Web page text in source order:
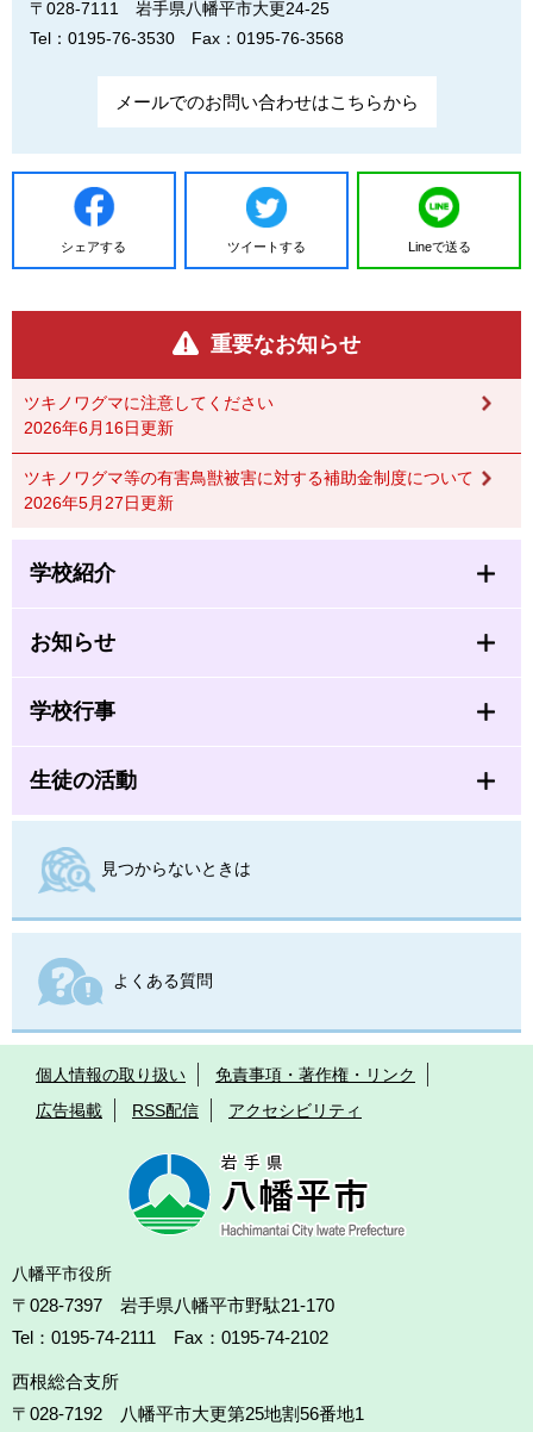
〒028-7111
岩手県八幡平市大更24-25
Tel：0195-76-3530
Fax：0195-76-3568
メールでのお問い合わせはこちらから
シェアする ツイートする Lineで送る
重要なお知らせ
ツキノワグマに注意してください
2026年6月16日更新
ツキノワグマ等の有害鳥獣被害に対する補助金制度について
2026年5月27日更新
学校紹介
お知らせ
学校行事
生徒の活動
見つからないときは
よくある質問
個人情報の取り扱い
免責事項・著作権・リンク
広告掲載
RSS配信 アクセシビリティ
八幡平市役所
〒028-7397 岩手県八幡平市野駄21-170
Tel：0195-74-2111 Fax：0195-74-2102
西根総合支所
〒028-7192
八幡平市大更第25地割56番地1